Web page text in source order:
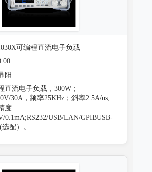
可编程直流电子负载
阳
直流电子负载，300W；
30A，频率25KHz；斜率2.5A/us;
度
0.1mA;RS232/USB/LAN/GPIBUSB-
配）。